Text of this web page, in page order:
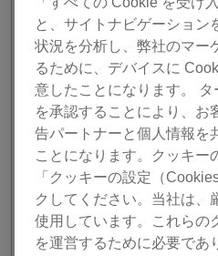
り旧価格で今後もご利用いた
引き続きご満足頂ける新機能
ご提供して参りますので、何
願い申し上げます。
2023年1月23日以
（各プラン、年額も月額も同
と、サイトナビゲーション
状況を分析し、弊社のマー
るために、デバイスに
意したことになります。
を承認することにより、お
告パートナーと個人情報を
ことになります。クッキー
「クッキーの設定（
クしてください。当社は、
使用しています。これらの
を運営するために必要であ